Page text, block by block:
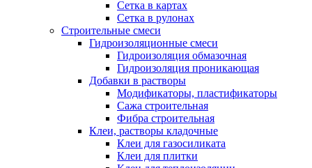
Сетка в картах
Сетка в рулонах
Строительные смеси
Гидроизоляционные смеси
Гидроизоляция обмазочная
Гидроизоляция проникающая
Добавки в растворы
Модификаторы, пластификаторы
Сажа строительная
Фибра строительная
Клеи, растворы кладочные
Клеи для газосиликата
Клеи для плитки